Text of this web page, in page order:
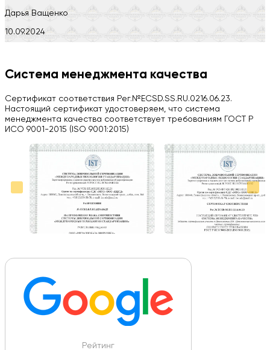
Дарья Ващенко
10.09.2024
H
03.09.2024
Вся работа выполнена в срок. Всем рекомендую
Больше отзывов на Google Maps
Система менеджмента качества
Сертификат соответствия Рег.№ECSD.SS.RU.0216.06.23.
Настоящий сертификат удостоверяем, что система
менеджмента качества соответствует требованиям ГОСТ Р
ИСО 9001-2015 (ISO 9001:2015)
Рейтинг